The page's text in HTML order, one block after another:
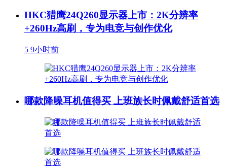
HKC猎鹰24Q260显示器上市：2K分辨率
+260Hz高刷，专为电竞与创作优化
5 9小时前
哪款降噪耳机值得买 上班族长时佩戴舒适首选